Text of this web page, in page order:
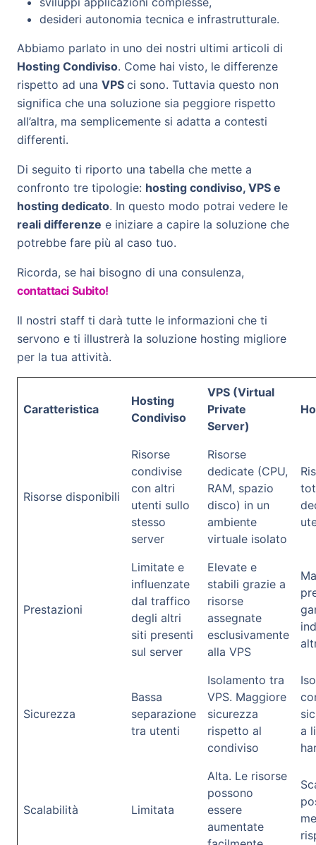
desideri autonomia tecnica e infrastrutturale.
Abbiamo parlato in uno dei nostri ultimi articoli di
Hosting Condiviso. Come hai visto, le differenze
rispetto ad una VPS ci sono. Tuttavia questo non
significa che una soluzione sia peggiore rispetto
all’altra, ma semplicemente si adatta a contesti
differenti.
Di seguito ti riporto una tabella che mette a
confronto tre tipologie: hosting condiviso, VPS e
hosting dedicato. In questo modo potrai vedere le
reali differenze e iniziare a capire la soluzione che
potrebbe fare più al caso tuo.
Ricorda, se hai bisogno di una consulenza,
contattaci Subito!
Il nostri staff ti darà tutte le informazioni che ti
servono e ti illustrerà la soluzione hosting migliore
per la tua attività.
Caratteristica
Hosting
Condiviso
VPS (Virtual
Private
Server)
Risorse disponibili
Risorse
condivise
con altri
utenti sullo
stesso
server
Risorse
dedicate (CPU,
RAM, spazio
disco) in un
ambiente
virtuale isolato
Prestazioni
Limitate e
influenzate
dal traffico
degli altri
siti presenti
sul server
Elevate e
stabili grazie a
risorse
assegnate
esclusivamente
alla VPS
Sicurezza
Bassa
separazione
tra utenti
Isolamento tra
VPS. Maggiore
sicurezza
rispetto al
condiviso
a
Scalabilità Limitata
Alta. Le risorse
possono
essere
aumentate